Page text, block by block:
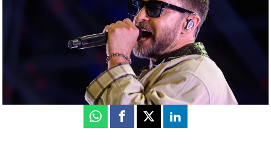
Neila Gallego
01 de agosto de 2025, 08:55
Whatsapp
Facebook
X Linkedin